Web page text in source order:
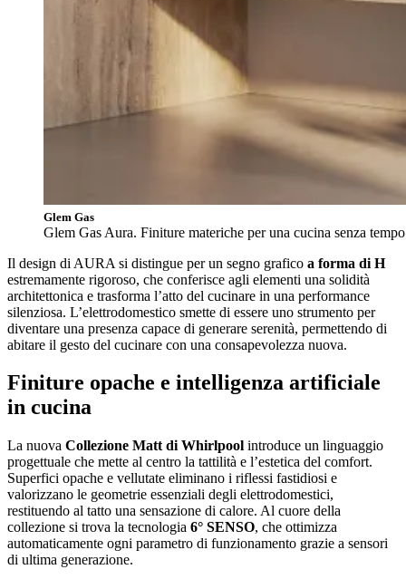
Glem Gas
Glem Gas Aura. Finiture materiche per una cucina senza tempo
Il design di AURA si distingue per un segno grafico a forma di H
estremamente rigoroso, che conferisce agli elementi una solidità
architettonica e trasforma l’atto del cucinare in una performance
silenziosa. L’elettrodomestico smette di essere uno strumento per
diventare una presenza capace di generare serenità, permettendo di
abitare il gesto del cucinare con una consapevolezza nuova.
Finiture opache e intelligenza artificiale
in cucina
La nuova Collezione Matt di Whirlpool introduce un linguaggio
progettuale che mette al centro la tattilità e l’estetica del comfort.
Superfici opache e vellutate eliminano i riflessi fastidiosi e
valorizzano le geometrie essenziali degli elettrodomestici,
restituendo al tatto una sensazione di calore. Al cuore della
collezione si trova la tecnologia 6° SENSO, che ottimizza
automaticamente ogni parametro di funzionamento grazie a sensori
di ultima generazione.